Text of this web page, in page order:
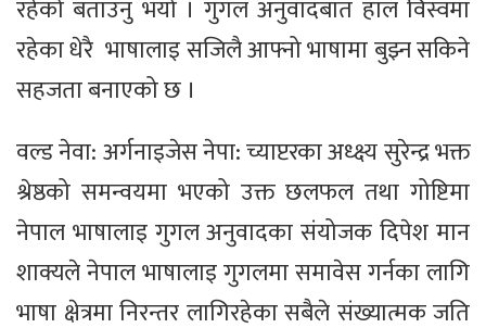
रहेको बताउनु भयो । गुगल अनुवादबात हाल विस्वमा
रहेका धेरै भाषालाइ सजिलै आफ्नो भाषामा बुझ्न सकिने
सहजता बनाएको छ ।
वल्ड नेवा: अर्गनाइजेस नेपा: च्याप्टरका अध्क्ष्य सुरेन्द्र भक्त
श्रेष्ठको समन्वयमा भएको उक्त छलफल तथा गोष्टिमा
नेपाल भाषालाइ गुगल अनुवादका संयोजक दिपेश मान
शाक्यले नेपाल भाषालाइ गुगलमा समावेस गर्नका लागि
भाषा क्षेत्रमा निरन्तर लागिरहेका सबैले संख्यात्मक जति